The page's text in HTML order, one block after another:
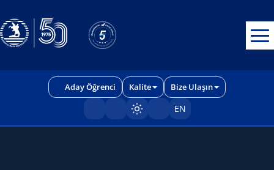
Aday Öğrenci Kalite Bize Ulaşın
Sayfayı karart/aç
EN